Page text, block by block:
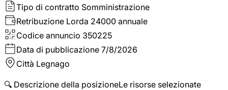
Tipo di contratto Somministrazione
Retribuzione Lorda 24000 annuale
Codice annuncio 350225
Data di pubblicazione 7/8/2026
Città Legnago
🔍 Descrizione della posizioneLe risorse selezionate